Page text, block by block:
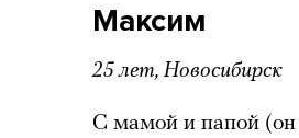
Максим
25 лет, Новосибирск
С мамой и папой